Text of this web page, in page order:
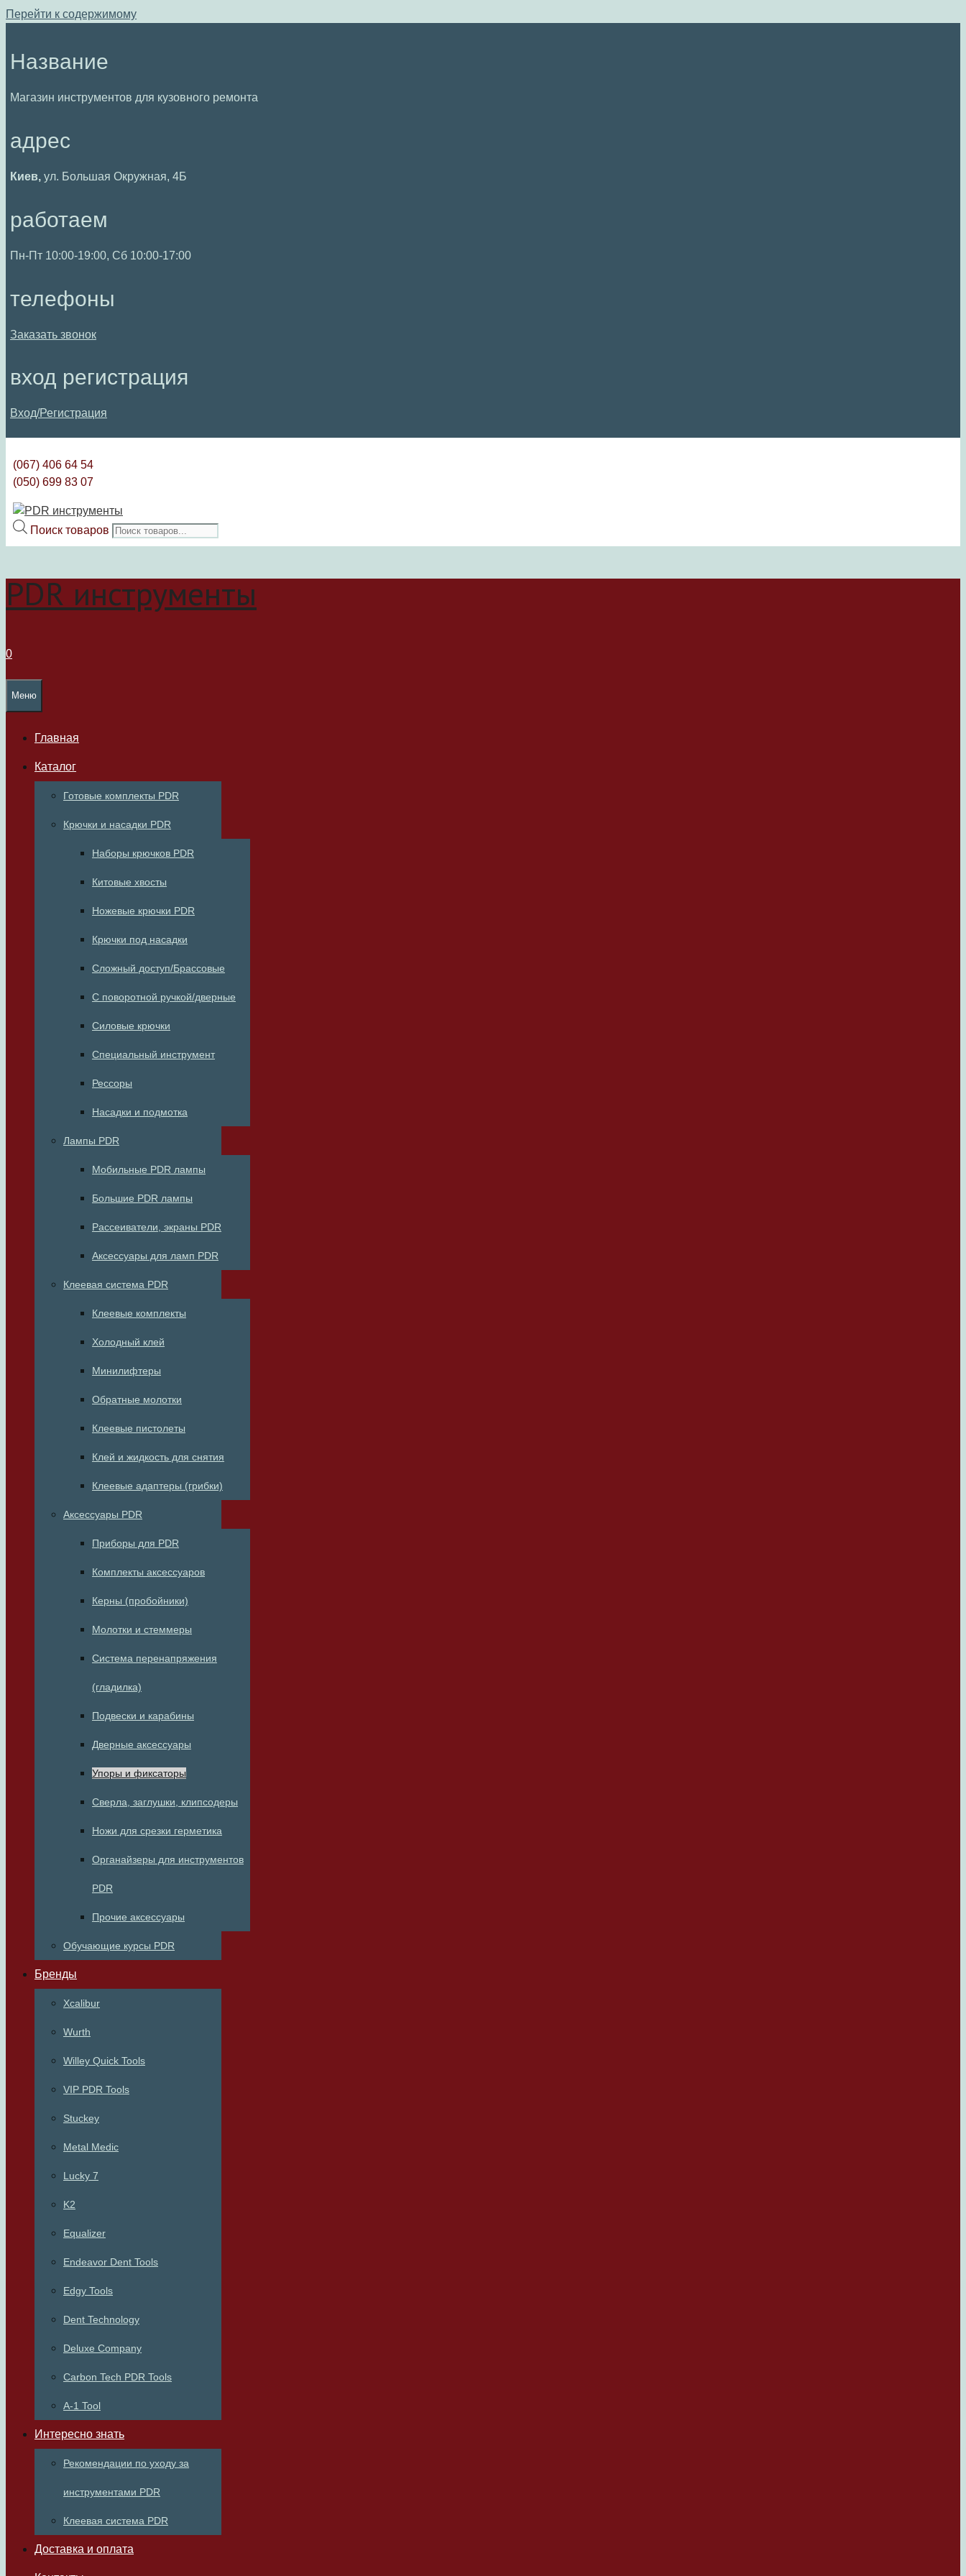
Перейти к содержимому
Название
Магазин инструментов для кузовного ремонта
адрес
Киев, ул. Большая Окружная, 4Б
работаем
Пн-Пт 10:00-19:00, Сб 10:00-17:00
телефоны
Заказать звонок
вход регистрация
Вход/Регистрация
(067) 406 64 54
(050) 699 83 07
Поиск товаров
PDR инструменты
0
Меню
Главная
Каталог
Готовые комплекты PDR
Крючки и насадки PDR
Наборы крючков PDR
Китовые хвосты
Ножевые крючки PDR
Крючки под насадки
Сложный доступ/Брассовые
С поворотной ручкой/дверные
Силовые крючки
Специальный инструмент
Рессоры
Насадки и подмотка
Лампы PDR
Мобильные PDR лампы
Большие PDR лампы
Рассеиватели, экраны PDR
Аксессуары для ламп PDR
Клеевая система PDR
Клеевые комплекты
Холодный клей
Минилифтеры
Обратные молотки
Клеевые пистолеты
Клей и жидкость для снятия
Клеевые адаптеры (грибки)
Аксессуары PDR
Приборы для PDR
Комплекты аксессуаров
Керны (пробойники)
Молотки и стеммеры
Система перенапряжения
(гладилка)
Подвески и карабины
Дверные аксессуары
Упоры и фиксаторы
Сверла, заглушки, клипсодеры
Ножи для срезки герметика
Органайзеры для инструментов
PDR
Прочие аксессуары
Обучающие курсы PDR
Бренды
Xcalibur
Wurth
Willey Quick Tools
VIP PDR Tools
Stuckey
Metal Medic
Lucky 7
K2
Equalizer
Endeavor Dent Tools
Edgy Tools
Dent Technology
Deluxe Company
Carbon Tech PDR Tools
A-1 Tool
Интересно знать
Рекомендации по уходу за
инструментами PDR
Клеевая система PDR
Доставка и оплата